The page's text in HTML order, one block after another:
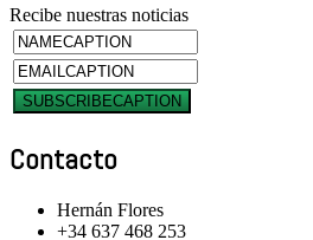
Recibe nuestras noticias
Contacto
Hernán Flores
+34 637 468 253